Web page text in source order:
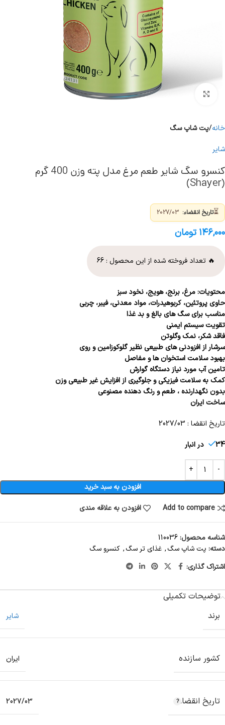
برای بزرگنمایی کلیک کنید
خانه پت شاپ سگ
شایر
کنسرو سگ شایر طعم مرغ مدل پته وزن 400 گرم
(Shayer)
⏳تاریخ انقضاء:
۱۴۶,۰۰۰ تومان
🔥 تعداد فروخته شده از این محصول :66
محتویات: مرغ، برنج، هویج، نخود سبز
حاوی پروتئین، کربوهیدرات، مواد معدنی، فیبر، چربی
مناسب برای سگ های بالغ و بد غذا
تقویت سیستم ایمنی
فاقد شکر، نمک وگلوتن
سرشار از افزودنی های طبیعی نظیر گلوکوزامین و روی
بهبود سلامت استخوان ها و مفاصل
تامین آب مورد نیاز دستگاه گوارش
کمک به سلامت فیزیکی و جلوگیری از افزایش غیر طبیعی وزن
بدون نگهدارنده ، طعم و رنگ دهنده مصنوعی
ساخت ایران
تاریخ انقضا : 2027/03
34 در انبار
افزودن به سبد خرید
Add to compare
افزودن به علاقه مندی
شناسه محصول:110036
دسته: پت شاپ سگ, غذای تر سگ, کنسرو سگ
اشتراک گذاری:
توضیحات تکمیلی
برند
شایر
کشور سازنده ایران
تاریخ انقضاء 2027/03